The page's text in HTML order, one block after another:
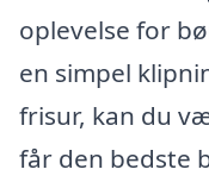
oplevelse for
en simpel
frisur, kan du
får den bedste